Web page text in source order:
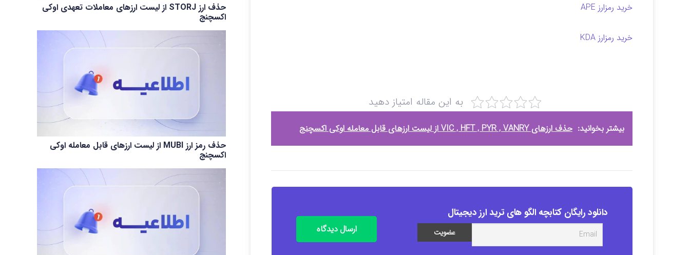
خرید رمزارز APE
خرید رمزارز KDA
به این مقاله امتیاز دهید
بیشتر بخوانید: حذف ارزهای VIC , HFT , PYR , VANRY از لیست ارزهای قابل معامله اوکی اکسچنج
دانلود رایگان کتابچه الگو های ترید ارز دیجیتال
ارسال دیدگاه
حذف ارز STORJ از لیست ارزهای معاملات تعهدی اوکی
اکسچنج
حذف رمز ارز MUBI از لیست ارزهای قابل معامله اوکی
اکسچنج